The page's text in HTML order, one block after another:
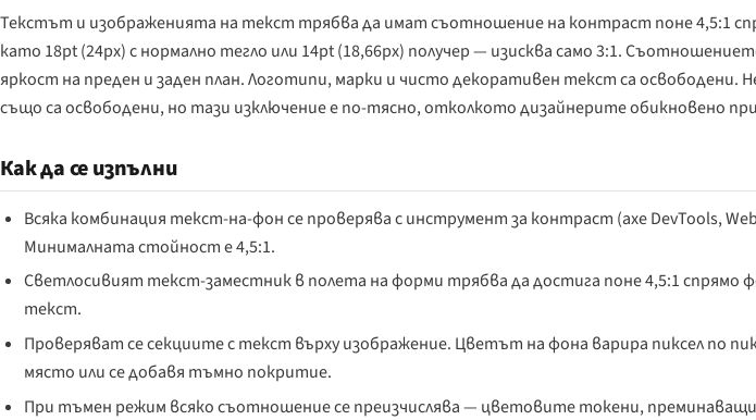
Текстът и изображенията на текст трябва да имат съотношение на контраст поне 4,5:1
като 18pt (24px) с нормално тегло или 14pt (18,66px) получер — изисква само 3:1.
яркост на преден и заден план. Логотипи, марки и чисто декоративен текст са освободени.
също са освободени, но тази изключение е по-тясно, отколкото дизайнерите обикновено
Как да се изпълни
Всяка комбинация текст-на-фон се проверява с инструмент за контраст (axe DevTools,
Минималната стойност е 4,5:1.
Светлосивият текст-заместник в полета на форми трябва да достига поне 4,5:1
текст.
Проверяват се секциите с текст върху изображение. Цветът на фона варира пиксел по
място или се добавя тъмно покритие.
При тъмен режим всяко съотношение се преизчислява — цветовите токени,